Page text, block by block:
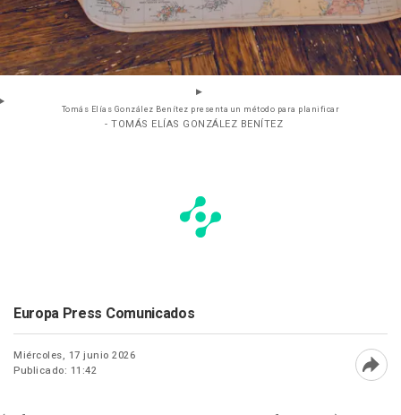
Tomás Elías González Benítez presenta un método para planificar
- TOMÁS ELÍAS GONZÁLEZ BENÍTEZ
Europa Press Comunicados
Miércoles, 17 junio 2026
Publicado: 11:42